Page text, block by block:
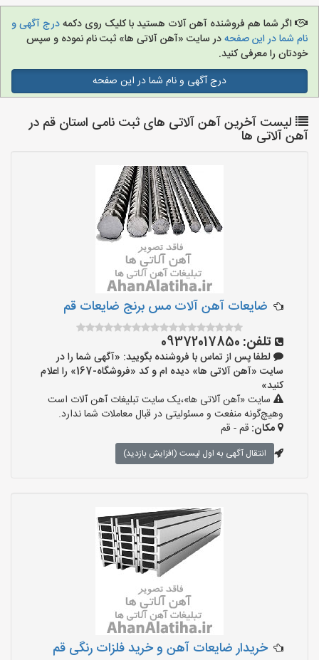
اگر شما هم فروشنده آهن آلات هستید با کلیک روی دکمهدرج آگهی و
نام شما در این صفحهدر سایت «آهن آلاتی ها» ثبت نام نموده و سپس
خودتان را معرفی کنید.
درج آگهی و نام شما در این صفحه
لیست آخرین آهن آلاتی های ثبت نامی استان قم در
آهن آلاتی ها
ضایعات آهن آلات مس برنج ضایعات قم
تلفن: 09372017850
لطفا پس از تماس با فروشنده بگویید: «آگهی شما را در
سایت «آهن آلاتی ها» دیده ام و کد «فروشگاه-167» را اعلام
کنید»
سایت «آهن آلاتی ها»،یک سایت تبلیغات آهن آلات است
وهیچ‌گونه منفعت و مسئولیتی در قبال معاملات شما ندارد.
مکان: قم - قم
انتقال آگهی به اول لیست (افزایش بازدید)
خریدار ضایعات آهن و خرید فلزات رنگی قم